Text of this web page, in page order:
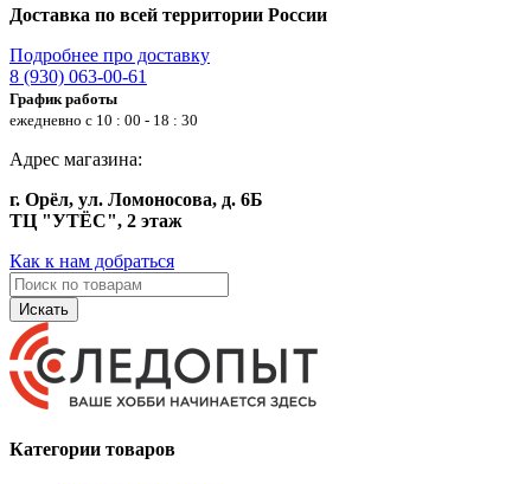
Доставка по всей территории России
Подробнее про доставку
8 (930) 063-00-61
График работы
ежедневно с 10 : 00 - 18 : 30
Адрес магазина:
г. Орёл, ул. Ломоносова, д. 6Б
ТЦ "УТЁС", 2 этаж
Как к нам добраться
Искать
Категории товаров